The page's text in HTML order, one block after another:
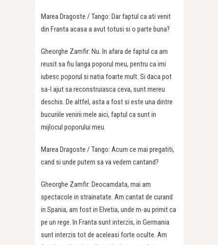
Marea Dragoste / Tango: Dar faptul ca ati venit
din Franta acasa a avut totusi si o parte buna?
Gheorghe Zamfir: Nu. In afara de faptul ca am
reusit sa fiu langa poporul meu, pentru ca imi
iubesc poporul si natia foarte mult. Si daca pot
sa-l ajut sa reconstruiasca ceva, sunt mereu
deschis. De altfel, asta a fost si este una dintre
bucuriile venirii mele aici, faptul ca sunt in
mijlocul poporului meu.
Marea Dragoste / Tango: Acum ce mai pregatiti,
cand si unde putem sa va vedem cantand?
Gheorghe Zamfir: Deocamdata, mai am
spectacole in strainatate. Am cantat de curand
in Spania, am fost in Elvetia, unde m-au primit ca
pe un rege. In Franta sunt interzis, in Germania
sunt interzis tot de aceleasi forte oculte. Am